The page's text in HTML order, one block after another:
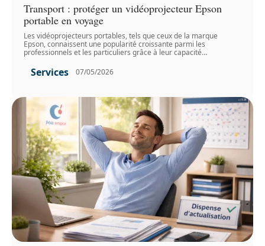
Transport : protéger un vidéoprojecteur Epson
portable en voyage
Les vidéoprojecteurs portables, tels que ceux de la marque
Epson, connaissent une popularité croissante parmi les
professionnels et les particuliers grâce à leur capacité…
Services 07/05/2026